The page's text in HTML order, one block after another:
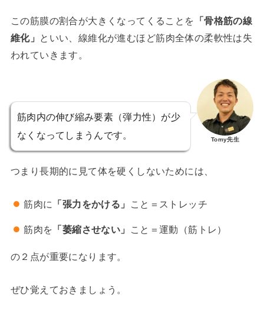
この筋膜の割合が大きくなってくることを 「骨格筋の線
維化」
といい、線維化が進むほど筋肉全体の柔軟性は失
われていきます。
筋肉内の伸び縮み要素（弾力性）が少
なくなってしまうんです。
Tomy先生
つまり長期的に見て体を硬くしないためには、
筋肉に 「張力をかける」 こと＝ストレッチ
筋肉を 「萎縮させない」 こと＝運動（筋トレ）
の２点が重要になります。
ぜひ覚えておきましょう。